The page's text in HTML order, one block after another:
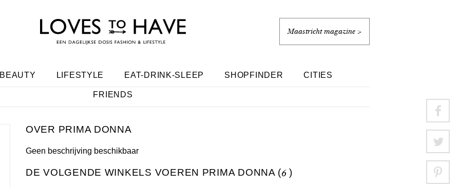
Maastricht magazine >
BEAUTY LIFESTYLE EAT-DRINK-SLEEP SHOPFINDER CITIES
FRIENDS
PRIMA DONNA
Geen beschrijving beschikbaar
DE VOLGENDE WINKELS VOEREN PRIMA DONNA (6 )